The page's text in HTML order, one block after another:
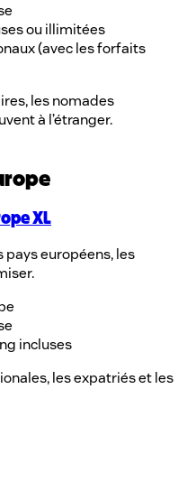
ou illimitées
(avec les forfaits
les nomades
à l’étranger.
XL
européens, les
incluses
les expatriés et les